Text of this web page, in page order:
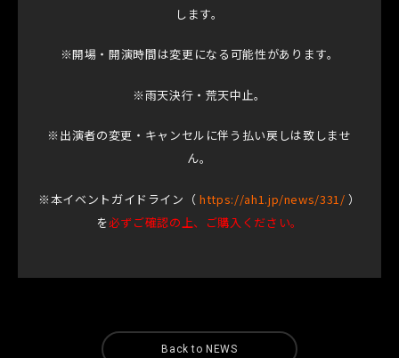
します。
※開場・開演時間は変更になる可能性があります。
※雨天決行・荒天中止。
※出演者の変更・キャンセルに伴う払い戻しは致しませ
ん。
※本イベントガイドライン（https://ah1.jp/news/331/ ）
を必ずご確認の上、ご購入ください。
Back to NEWS